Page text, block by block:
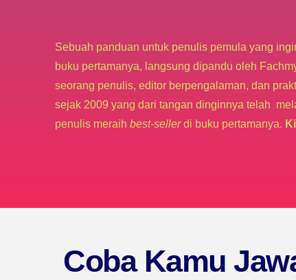
Sebuah panduan untuk penulis pemula yang
buku pertamanya, langsung dipandu oleh
seorang penulis, editor berpengalaman, dan
sejak 2009 yang dari tangan dinginnya telah
penulis meraih best-sellerdi buku pertamanya.
Coba Kamu